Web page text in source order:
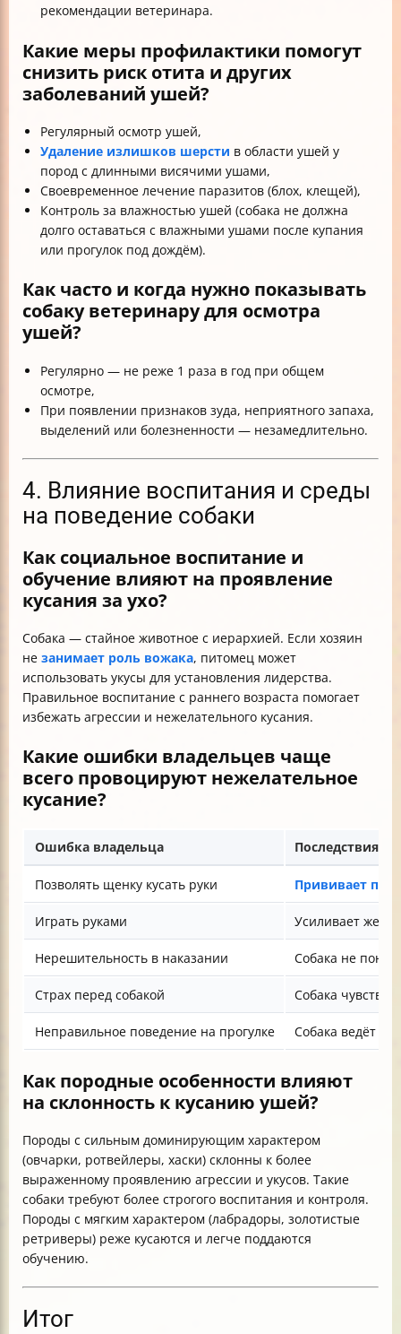
рекомендации ветеринара.
Какие меры профилактики помогут
снизить риск отита и других
заболеваний ушей?
Регулярный осмотр ушей,
Удаление излишков шерсти в области ушей у
пород с длинными висячими ушами,
Своевременное лечение паразитов (блох, клещей),
Контроль за влажностью ушей (собака не должна
долго оставаться с влажными ушами после купания
или прогулок под дождём).
Как часто и когда нужно показывать
собаку ветеринару для осмотра
ушей?
Регулярно — не реже 1 раза в год при общем
осмотре,
При появлении признаков зуда, неприятного запаха,
выделений или болезненности — незамедлительно.
4. Влияние воспитания и среды
на поведение собаки
Как социальное воспитание и
обучение влияют на проявление
кусания за ухо?
Собака — стайное животное с иерархией. Если хозяин
не занимает роль вожака, питомец может
использовать укусы для установления лидерства.
Правильное воспитание с раннего возраста помогает
избежать агрессии и нежелательного кусания.
Какие ошибки владельцев чаще
всего провоцируют нежелательное
кусание?
Ошибка владельца Последствия
Позволять щенку кусать руки Прививает
Играть руками Усиливает
Нерешительность в наказании Собака не
Страх перед собакой Собака
Неправильное поведение на прогулке Собака ведёт
Как породные особенности влияют
на склонность к кусанию ушей?
Породы с сильным доминирующим характером
(овчарки, ротвейлеры, хаски) склонны к более
выраженному проявлению агрессии и укусов. Такие
собаки требуют более строгого воспитания и контроля.
Породы с мягким характером (лабрадоры, золотистые
ретриверы) реже кусаются и легче поддаются
обучению.
Итог